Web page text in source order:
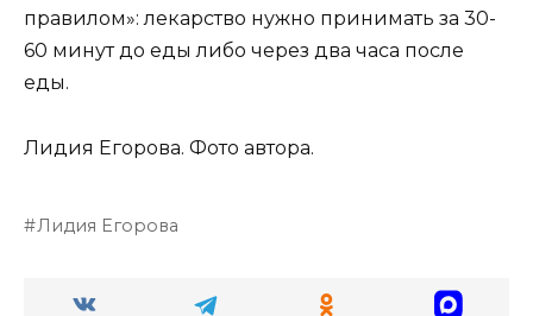
правилом»: лекарство нужно принимать за 30-
60 минут до еды либо через два часа после
еды.
Лидия Егорова. Фото автора.
Лидия Егорова